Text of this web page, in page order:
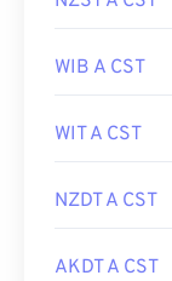
WIB A CST
WIT A CST
NZDT A CST
AKDT A CST